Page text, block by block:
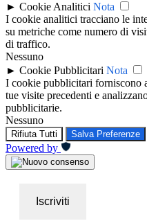
► Cookie Analitici Nota
I cookie analitici tracciano le
su metriche come numero di
di traffico.
Nessuno
► Cookie Pubblicitari Nota
I cookie pubblicitari forniscono
tue visite precedenti e
pubblicitarie.
Nessuno
Rifiuta Tutti Salva Preferenze
Powered by
Iscriviti